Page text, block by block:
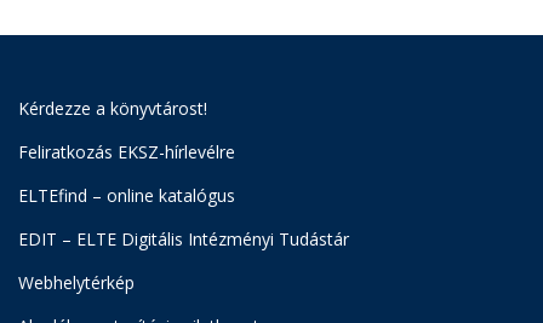
Kérdezze a könyvtárost!
Feliratkozás EKSZ-hírlevélre
ELTEfind – online katalógus
EDIT – ELTE Digitális Intézményi Tudástár
Webhelytérkép